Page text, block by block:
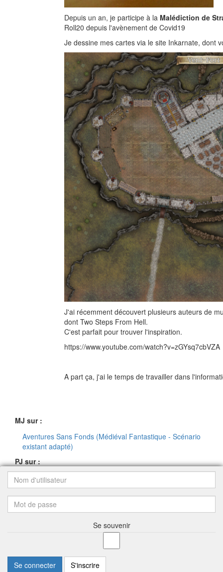
Depuis un an, je participe à la Malédiction de
Roll20 depuis l'avènement de Covid19
Je dessine mes cartes via le site Inkarnate, dont
J'ai récemment découvert plusieurs auteurs de
dont Two Steps From Hell.
C'est parfait pour trouver l'inspiration.
https://www.youtube.com/watch?v=zGYsq7cbVZA
A part ça, j'ai le temps de travailler dans
MJ sur :
Aventures Sans Fonds (Médiéval Fantastique - Scénario
existant adapté)
PJ sur :
Se souvenir
Se connecter S'inscrire